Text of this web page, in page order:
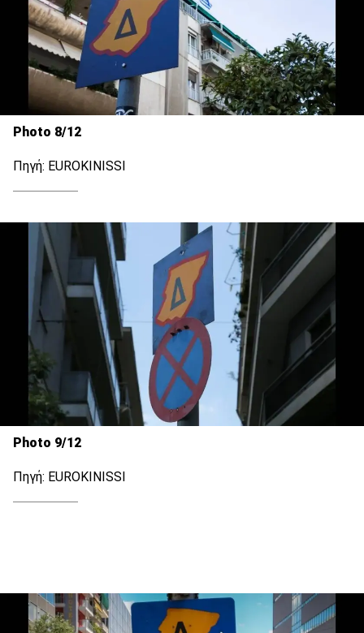
Photo 8/12
Πηγή: EUROKINISSI
Photo 9/12
Πηγή: EUROKINISSI